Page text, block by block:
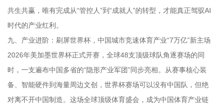
共生共赢，唯有完成从“管控人”到“成就人”的转型，才能真正驾驭AI
时代的产业红利。
九、产业进阶：刷屏世界杯，中国城市竞速体育产业“7万亿”新主场
2026年美加墨世界杯正式开赛，全球48支顶级球队角逐赛场的同
时，一支遍布中国多省的“隐形产业军团”同步亮相。从赛事核心装
备、智能硬件到海量周边文创，世界杯赛场可以没有中国队，但绝
对离不开中国制造。这场全球顶级体育盛会，成为中国体育产业链